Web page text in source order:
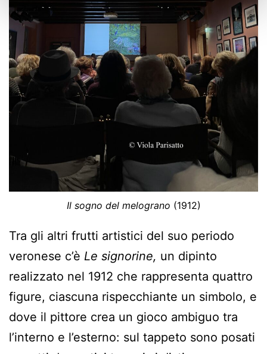
Il sogno del melograno (1912)
Tra gli altri frutti artistici del suo periodo
veronese c’è Le signorine, un dipinto
realizzato nel 1912 che rappresenta quattro
figure, ciascuna rispecchiante un simbolo, e
dove il pittore crea un gioco ambiguo tra
l’interno e l’esterno: sul tappeto sono posati